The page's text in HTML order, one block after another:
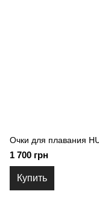
Очки для плавания
1 700 грн
Купить